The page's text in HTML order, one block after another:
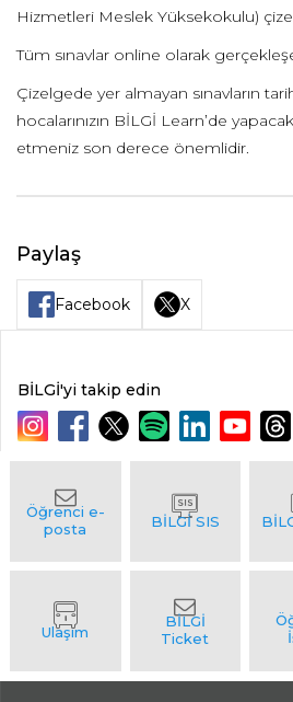
Hizmetleri Meslek Yüksekokulu)
Tüm sınavlar online olarak
Çizelgede yer almayan sınavların
hocalarınızın BİLGİ Learn’de
etmeniz son derece önemlidir.
Paylaş
Facebook X
BİLGİ'yi takip edin